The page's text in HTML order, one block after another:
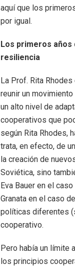
aquí que los
por igual.
Los primeros años
resiliencia
La Prof. Rita
reunir un
un alto nivel de
cooperativos que
según Rita Rhodes,
trata, en efecto, de
la creación de
Soviética, sino
Eva Bauer en el
Granata en el caso
políticas diferentes
cooperativo.
Pero había un límite
los principios